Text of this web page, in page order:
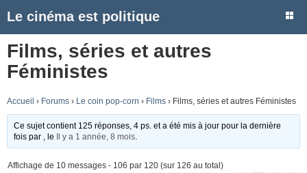
Le cinéma est politique
Films, séries et autres
Féministes
Accueil › Forums › Le coin pop-corn › Films › Films, séries et autres Féministes
Ce sujet contient 125 réponses, 4 ps. et a été mis à jour pour la dernière
fois par
, le Il y a 1 année, 8 mois
Affichage de 10 messages - 106 par 120 (sur 126 au total)